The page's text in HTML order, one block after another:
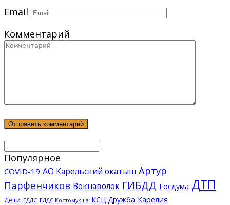
Email
Комментарий
Популярное
COVID-19 АО Карельский окатыш Артур
Парфенчиков Вокнаволок ГИБДД Госдума ДТП
Дети ЕДДС ЕДДС Костомукша КСЦ Дружба Карелия